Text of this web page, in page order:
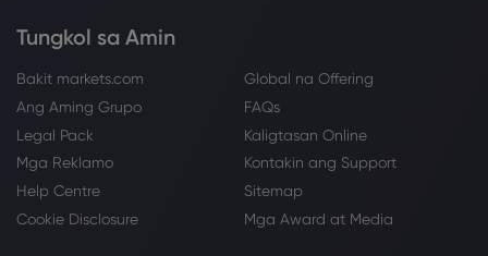
Tungkol sa Amin
Bakit markets.com
Global na Offering
Ang Aming Grupo
FAQs
Legal Pack
Kaligtasan Online
Mga Reklamo
Kontakin ang Support
Help Centre
Sitemap
Cookie Disclosure
Mga Award at Media